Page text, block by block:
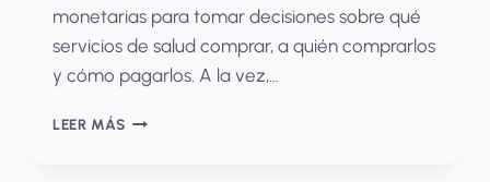
monetarias para tomar decisiones sobre qué
servicios de salud comprar, a quién comprarlos
y cómo pagarlos. A la vez,…
LEER MÁSACIERTOS,